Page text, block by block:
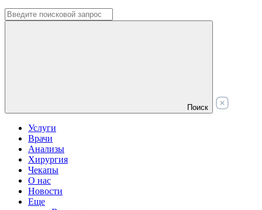
Поиск
Услуги
Врачи
Анализы
Хирургия
Чекапы
О нас
Новости
Еще